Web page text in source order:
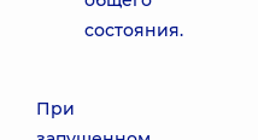
состояния.
При